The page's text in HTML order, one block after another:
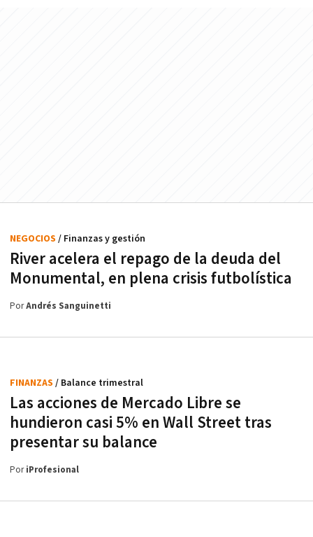
River acelera el repago de la deuda del
Monumental, en plena crisis futbolística
NEGOCIOS / Finanzas y gestión
PorAndrés Sanguinetti
Las acciones de Mercado Libre se
hundieron casi 5% en Wall Street tras
presentar su balance
FINANZAS / Balance trimestral
PoriProfesional